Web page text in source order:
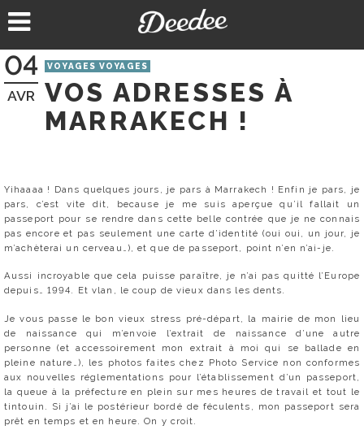
au
04
AVR
VOYAGES VOYAGES
VOS ADRESSES À
MARRAKECH !
Yihaaaa ! Dans quelques jours, je pars à Marrakech ! Enfin je pars, je
pars, c’est vite dit, because je me suis aperçue qu’il fallait un
passeport pour se rendre dans cette belle contrée que je ne connais
pas encore et pas seulement une carte d’identité (oui oui, un jour, je
m’achèterai un cerveau…), et que de passeport, point n’en n’ai-je.
Aussi incroyable que cela puisse paraître, je n’ai pas quitté l’Europe
depuis… 1994. Et vlan, le coup de vieux dans les dents.
Je vous passe le bon vieux stress pré-départ, la mairie de mon lieu
de naissance qui m’envoie l’extrait de naissance d’une autre
personne (et accessoirement mon extrait à moi qui se ballade en
pleine nature…), les photos faites chez Photo Service non conformes
aux nouvelles réglementations pour l’établissement d’un passeport,
la queue à la préfecture en plein sur mes heures de travail et tout le
tintouin. Si j’ai le postérieur bordé de féculents, mon passeport sera
prêt en temps et en heure. On y croit.